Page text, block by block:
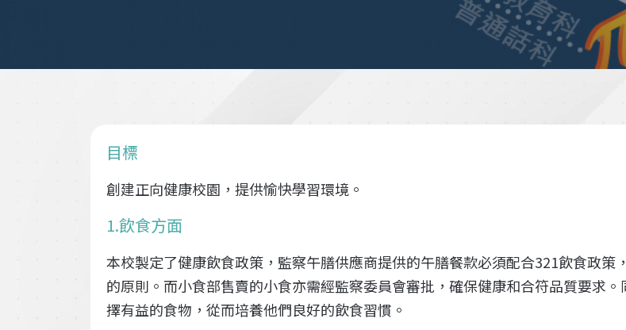
目標
創建正向健康校園，提供愉快學習環境。
1.飲食方面
本校製定了健康飲食政策，監察午膳供應商提供的午膳餐款必須配合321飲食政
的原則。而小食部售賣的小食亦需經監察委員會審批，確保健康和合符品質要求
擇有益的食物，從而培養他們良好的飲食習慣。